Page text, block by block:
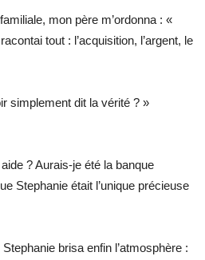
mon père m’ordonna : «
tout : l’acquisition, l’argent, le
simplement dit la vérité ? »
? Aurais-je été la banque
Stephanie était l’unique précieuse
brisa enfin l’atmosphère :